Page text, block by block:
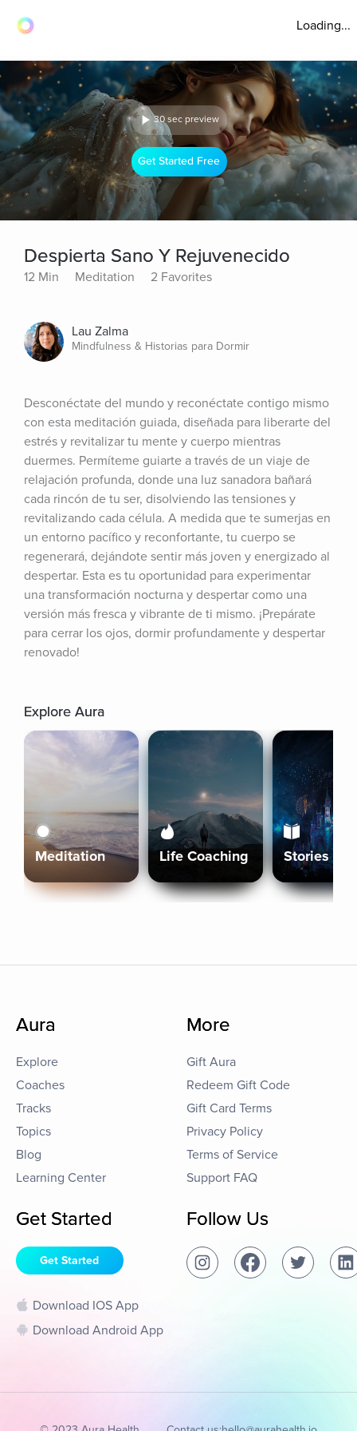
Loading...
30 sec preview
Get Started Free
Despierta Sano Y Rejuvenecido
12 Min Meditation 2 Favorites
Lau Zalma
Mindfulness & Historias para Dormir
Desconéctate del mundo y reconéctate contigo mismo
con esta meditación guiada, diseñada para liberarte del
estrés y revitalizar tu mente y cuerpo mientras
duermes. Permíteme guiarte a través de un viaje de
relajación profunda, donde una luz sanadora bañará
cada rincón de tu ser, disolviendo las tensiones y
revitalizando cada célula. A medida que te sumerjas en
un entorno pacífico y reconfortante, tu cuerpo se
regenerará, dejándote sentir más joven y energizado al
despertar. Esta es tu oportunidad para experimentar
una transformación nocturna y despertar como una
versión más fresca y vibrante de ti mismo. ¡Prepárate
para cerrar los ojos, dormir profundamente y despertar
renovado!
Explore Aura
Meditation Life Coaching Stories
Aura
Explore
Coaches
Tracks
Topics
Blog
Learning Center
More
Gift Aura
Redeem Gift Code
Gift Card Terms
Privacy Policy
Terms of Service
Support FAQ
Get Started
Get Started
Download IOS App
Download Android App
Follow Us